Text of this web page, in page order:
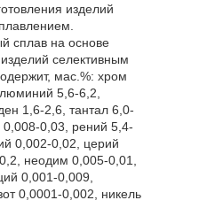
изделий
сплав на основе
селективным
мас.%: хром
5,6-6,2,
1,6-2,6, тантал 6,0-
0,03, рений 5,4-
0,002-0,02, церий
неодим 0,005-0,01,
0,001-0,009,
0,0001-0,002, никель